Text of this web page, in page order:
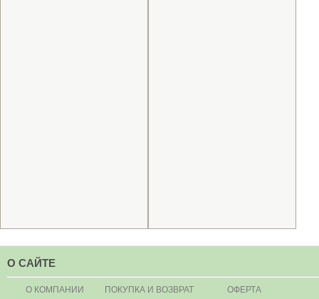
О САЙТЕ
О КОМПАНИИ ПОКУПКА И ВОЗВРАТ ОФЕРТА